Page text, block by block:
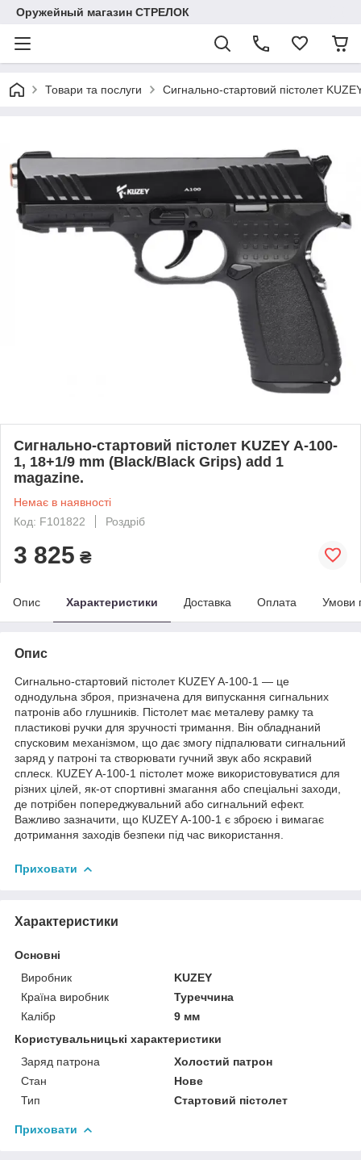
Оружейный магазин СТРЕЛОК
Товари та послуги Сигнально-стартовий пістолет
Сигнально-стартовий пістолет KUZEY A-100-
1, 18+1/9 mm (Black/Black Grips) add 1
magazine.
Немає в наявності
Код: F101822
Роздріб
3 825 ₴
Опис Характеристики Доставка Оплата Умови
Опис
Сигнально-стартовий пістолет KUZEY A-100-1 — це
однодульна зброя, призначена для випускання сигнальних
патронів або глушників. Пістолет має металеву рамку та
пластикові ручки для зручності тримання. Він обладнаний
спусковим механізмом, що дає змогу підпалювати сигнальний
заряд у патроні та створювати гучний звук або яскравий
сплеск. КUZEY A-100-1 пістолет може використовуватися для
різних цілей, як-от спортивні змагання або спеціальні заходи,
де потрібен попереджувальний або сигнальний ефект.
Важливо зазначити, що КUZEY A-100-1 є зброєю і вимагає
дотримання заходів безпеки під час використання.
Приховати
Характеристики
Основні
Виробник
KUZEY
Країна виробник
Туреччина
Калібр
9 мм
Користувальницькі характеристики
Заряд патрона
Холостий патрон
Стан
Нове
Тип
Стартовий пістолет
Приховати